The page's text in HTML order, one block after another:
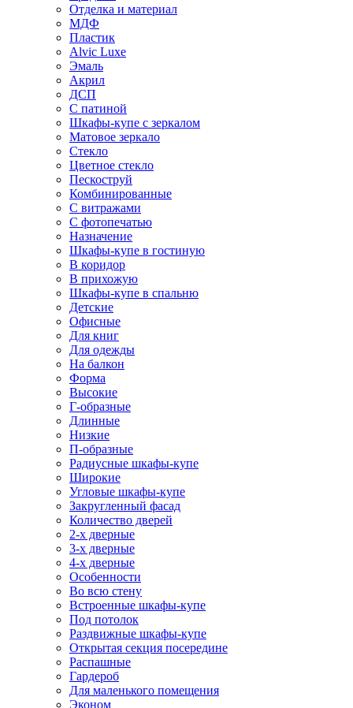
Отделка и материал
МДФ
Пластик
Alvic Luxe
Эмаль
Акрил
ДСП
С патиной
Шкафы-купе с зеркалом
Матовое зеркало
Стекло
Цветное стекло
Пескоструй
Комбинированные
С витражами
С фотопечатью
Назначение
Шкафы-купе в гостиную
В коридор
В прихожую
Шкафы-купе в спальню
Детские
Офисные
Для книг
Для одежды
На балкон
Форма
Высокие
Г-образные
Длинные
Низкие
П-образные
Радиусные шкафы-купе
Широкие
Угловые шкафы-купе
Закругленный фасад
Количество дверей
2-х дверные
3-х дверные
4-х дверные
Особенности
Во всю стену
Встроенные шкафы-купе
Под потолок
Раздвижные шкафы-купе
Открытая секция посередине
Распашные
Гардероб
Для маленького помещения
Эконом